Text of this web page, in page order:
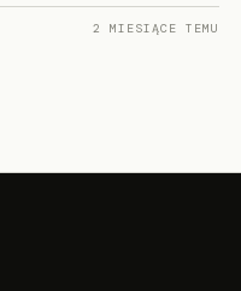
2 MIESIĄCE TEMU